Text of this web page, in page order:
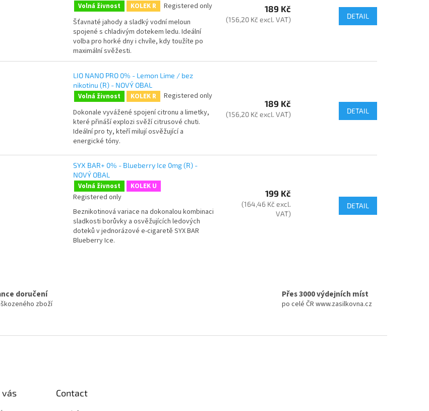
Volná živnost KOLEK R
Registered only
Šťavnaté jahody a sladký vodní meloun
spojené s chladivým dotekem ledu. Ideální
volba pro horké dny i chvíle, kdy toužíte po
maximální svěžesti.
189 Kč
(156,20 Kč excl. VAT) DETAIL
LIO NANO PRO 0% - Lemon Lime / bez
nikotinu (R) - NOVÝ OBAL
Volná živnost KOLEK R
Registered only
Dokonale vyvážené spojení citronu a limetky,
které přináší explozi svěží citrusové chuti.
Ideální pro ty, kteří milují osvěžující a
energické tóny.
189 Kč
(156,20 Kč excl. VAT) DETAIL
SYX BAR+ 0% - Blueberry Ice 0mg (R) -
NOVÝ OBAL
Volná živnost KOLEK U
Registered only
Beznikotinová variace na dokonalou kombinaci
sladkosti borůvky a osvěžujících ledových
doteků v jednorázové e-cigaretě SYX BAR
Blueberry Ice.
199 Kč
(164,46 Kč excl.
VAT)
DETAIL
o
doručení
zboží
Přes 3000 výdejních míst
po celé ČR www.zasilkovna.cz
vás Contact